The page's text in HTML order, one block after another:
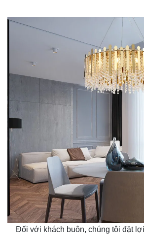
Đối với khách buôn, chúng tôi đặt